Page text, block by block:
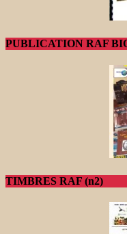
PUBLICATION RAF
TIMBRES RAF (n2)